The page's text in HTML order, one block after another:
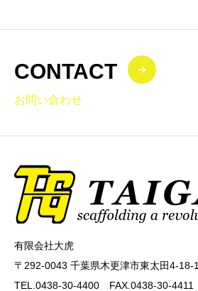
CONTACT
お問い合わせ
有限会社大虎
〒292-0043 千葉県木更津市東太田4-18-1
TEL.0438-30-4400 FAX.0438-30-4411